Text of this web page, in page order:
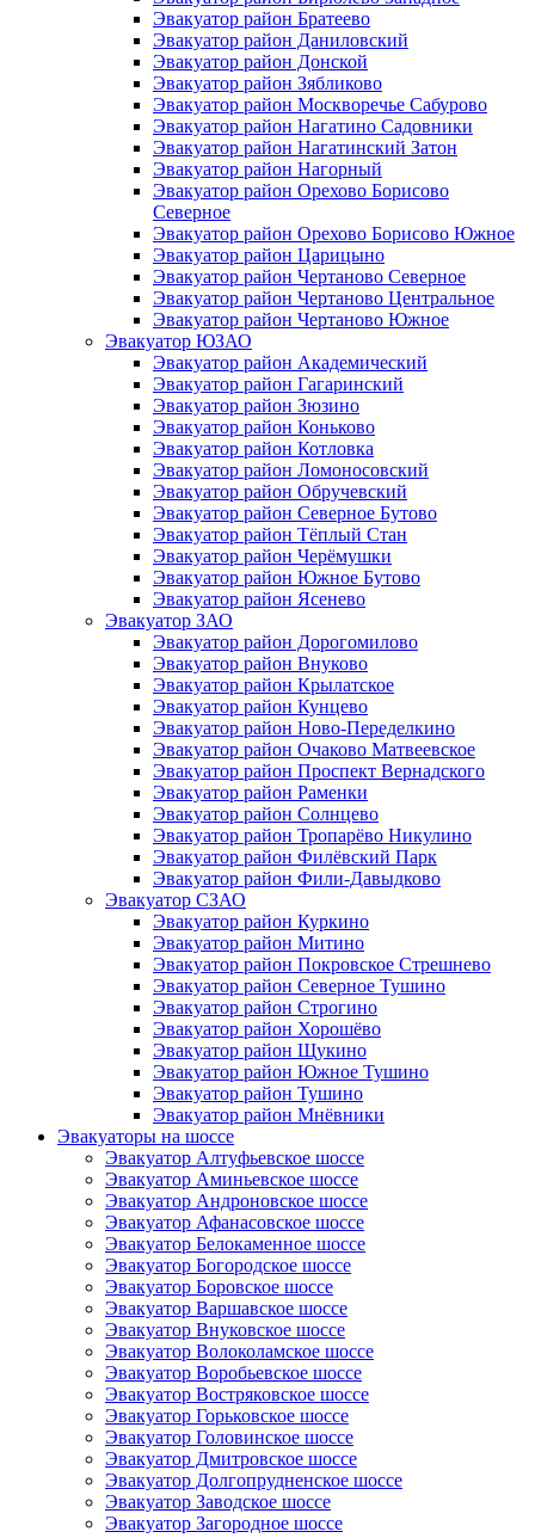
Эвакуатор район Братеево
Эвакуатор район Даниловский
Эвакуатор район Донской
Эвакуатор район Зябликово
Эвакуатор район Москворечье Сабурово
Эвакуатор район Нагатино Cадовники
Эвакуатор район Нагатинский Затон
Эвакуатор район Нагорный
Эвакуатор район Орехово Борисово
Северное
Эвакуатор район Орехово Борисово Южное
Эвакуатор район Царицыно
Эвакуатор район Чертаново Северное
Эвакуатор район Чертаново Центральное
Эвакуатор район Чертаново Южное
Эвакуатор ЮЗАО
Эвакуатор район Академический
Эвакуатор район Гагаринский
Эвакуатор район Зюзино
Эвакуатор район Коньково
Эвакуатор район Котловка
Эвакуатор район Ломоносовский
Эвакуатор район Обручевский
Эвакуатор район Северное Бутово
Эвакуатор район Тёплый Стан
Эвакуатор район Черёмушки
Эвакуатор район Южное Бутово
Эвакуатор район Ясенево
Эвакуатор ЗАО
Эвакуатор район Дорогомилово
Эвакуатор район Внуково
Эвакуатор район Крылатское
Эвакуатор район Кунцево
Эвакуатор район Ново-Переделкино
Эвакуатор район Очаково Матвеевское
Эвакуатор район Проспект Вернадского
Эвакуатор район Раменки
Эвакуатор район Солнцево
Эвакуатор район Тропарёво Никулино
Эвакуатор район Филёвский Парк
Эвакуатор район Фили-Давыдково
Эвакуатор СЗАО
Эвакуатор район Куркино
Эвакуатор район Митино
Эвакуатор район Покровское Стрешнево
Эвакуатор район Северное Тушино
Эвакуатор район Строгино
Эвакуатор район Хорошёво
Эвакуатор район Щукино
Эвакуатор район Южное Тушино
Эвакуатор район Тушино
Эвакуатор район Мнёвники
Эвакуаторы на шоссе
Эвакуатор Алтуфьевское шоссе
Эвакуатор Аминьевское шоссе
Эвакуатор Андроновское шоссе
Эвакуатор Афанасовское шоссе
Эвакуатор Белокаменное шоссе
Эвакуатор Богородское шоссе
Эвакуатор Боровское шоссе
Эвакуатор Варшавское шоссе
Эвакуатор Внуковское шоссе
Эвакуатор Волоколамское шоссе
Эвакуатор Воробьевское шоссе
Эвакуатор Востряковское шоссе
Эвакуатор Горьковское шоссе
Эвакуатор Головинское шоссе
Эвакуатор Дмитровское шоссе
Эвакуатор Долгопрудненское шоссе
Эвакуатор Заводское шоссе
Эвакуатор Загородное шоссе